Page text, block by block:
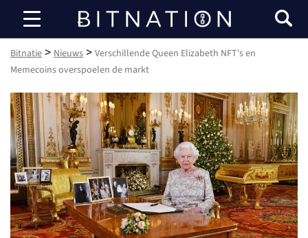
Bitnatie
Bitnatie > Nieuws > Verschillende Queen Elizabeth NFT's en
Memecoins overspoelen de markt